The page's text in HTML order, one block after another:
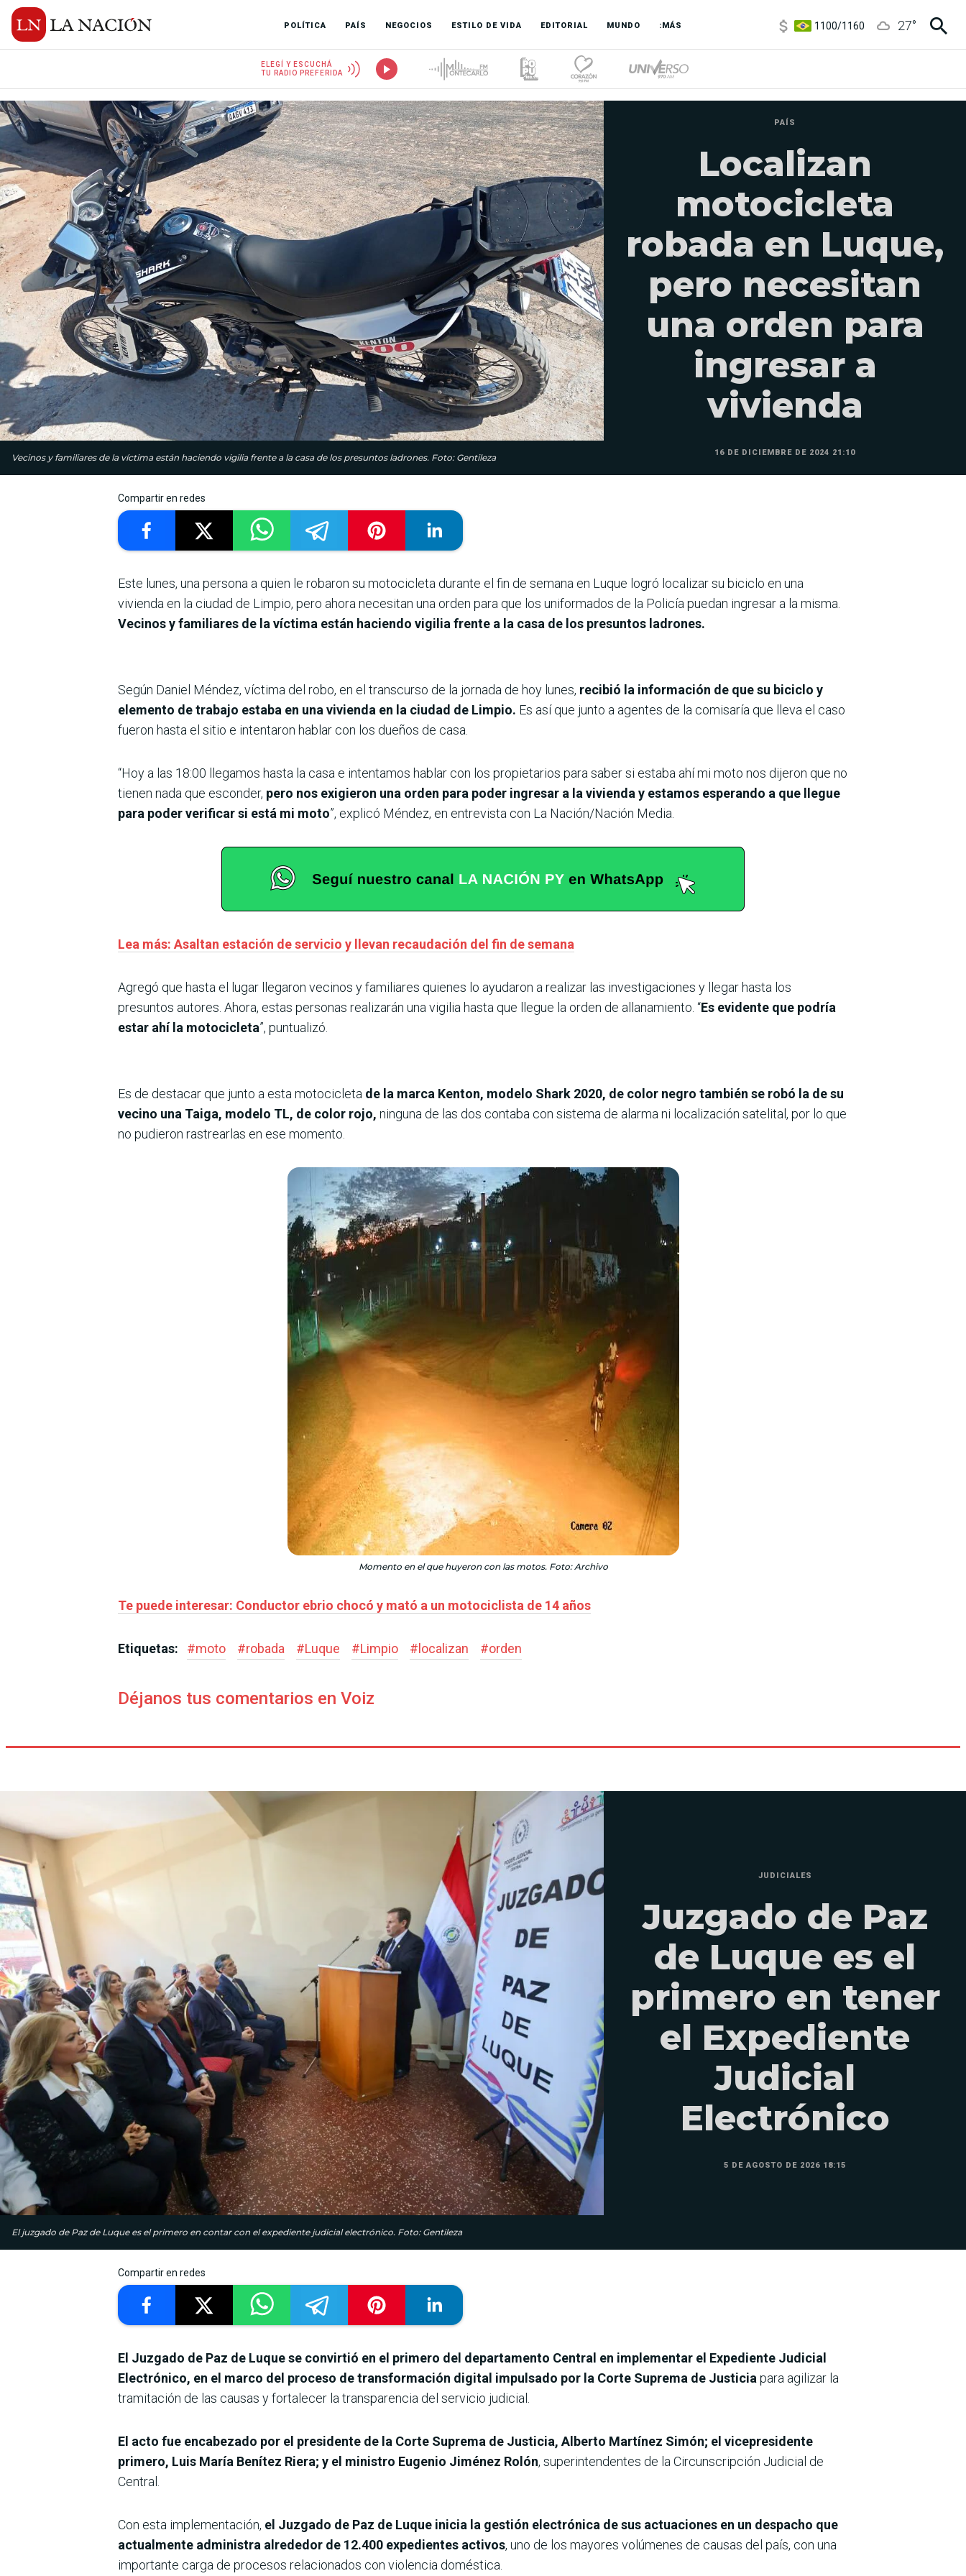
POLÍTICA PAÍS NEGOCIOS ESTILO DE VIDA EDITORIAL MUNDO :MÁS
3,8/4
27°
ELEGÍ Y ESCUCHÁ
TU RADIO PREFERIDA
Vecinos y familiares de la víctima están haciendo vigilia frente a la casa de los presuntos ladrones. Foto: Gentileza
PAÍS
Localizan
motocicleta
robada en Luque,
pero necesitan
una orden para
ingresar a
vivienda
16 DE DICIEMBRE DE 2024 21:10
Compartir en redes
Este lunes, una persona a quien le robaron su motocicleta durante el fin de semana en Luque logró localizar su biciclo en una
vivienda en la ciudad de Limpio, pero ahora necesitan una orden para que los uniformados de la Policía puedan ingresar a la misma.
Vecinos y familiares de la víctima están haciendo vigilia frente a la casa de los presuntos ladrones.
Según Daniel Méndez, víctima del robo, en el transcurso de la jornada de hoy lunes, recibió la información de que su biciclo y
elemento de trabajo estaba en una vivienda en la ciudad de Limpio. Es así que junto a agentes de la comisaría que lleva el caso
fueron hasta el sitio e intentaron hablar con los dueños de casa.
“Hoy a las 18:00 llegamos hasta la casa e intentamos hablar con los propietarios para saber si estaba ahí mi moto nos dijeron que no
tienen nada que esconder, pero nos exigieron una orden para poder ingresar a la vivienda y estamos esperando a que llegue
para poder verificar si está mi moto”, explicó Méndez, en entrevista con La Nación/Nación Media.
Lea más: Asaltan estación de servicio y llevan recaudación del fin de semana
Agregó que hasta el lugar llegaron vecinos y familiares quienes lo ayudaron a realizar las investigaciones y llegar hasta los
presuntos autores. Ahora, estas personas realizarán una vigilia hasta que llegue la orden de allanamiento. “Es evidente que podría
estar ahí la motocicleta”, puntualizó.
Es de destacar que junto a esta motocicleta de la marca Kenton, modelo Shark 2020, de color negro también se robó la de su
vecino una Taiga, modelo TL, de color rojo, ninguna de las dos contaba con sistema de alarma ni localización satelital, por lo que
no pudieron rastrearlas en ese momento.
Momento en el que huyeron con las motos. Foto: Archivo
Te puede interesar: Conductor ebrio chocó y mató a un motociclista de 14 años
Etiquetas: #moto #robada #Luque #Limpio #localizan #orden
Déjanos tus comentarios en Voiz
El juzgado de Paz de Luque es el primero en contar con el expediente judicial electrónico. Foto: Gentileza
JUDICIALES
Juzgado de Paz
de Luque es el
primero en tener
el Expediente
Judicial
Electrónico
5 DE AGOSTO DE 2026 18:15
Compartir en redes
El Juzgado de Paz de Luque se convirtió en el primero del departamento Central en implementar el Expediente Judicial
Electrónico, en el marco del proceso de transformación digital impulsado por la Corte Suprema de Justicia para agilizar la
tramitación de las causas y fortalecer la transparencia del servicio judicial.
El acto fue encabezado por el presidente de la Corte Suprema de Justicia, Alberto Martínez Simón; el vicepresidente
primero, Luis María Benítez Riera; y el ministro Eugenio Jiménez Rolón, superintendentes de la Circunscripción Judicial de
Central.
Con esta implementación, el Juzgado de Paz de Luque inicia la gestión electrónica de sus actuaciones en un despacho que
actualmente administra alrededor de 12.400 expedientes activos, uno de los mayores volúmenes de causas del país, con una
importante carga de procesos relacionados con violencia doméstica.